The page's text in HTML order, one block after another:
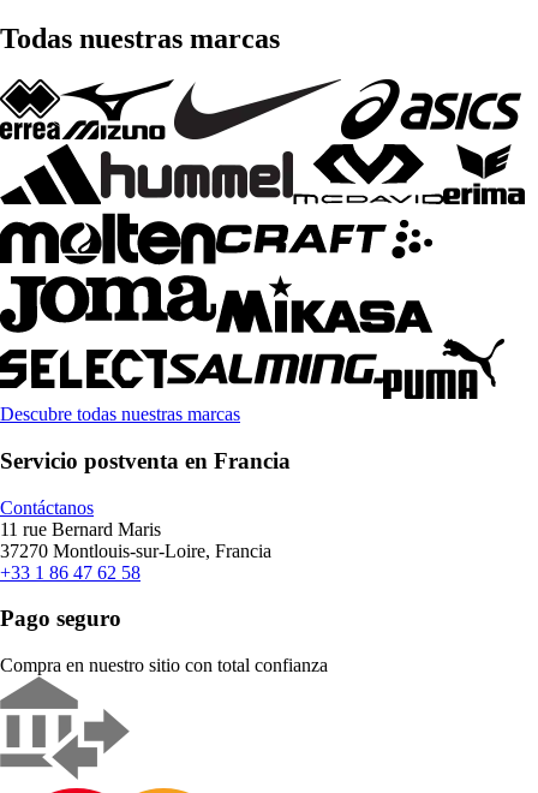
Todas nuestras marcas
Descubre todas nuestras marcas
Servicio postventa en Francia
Contáctanos
11 rue Bernard Maris
37270 Montlouis-sur-Loire, Francia
+33 1 86 47 62 58
Pago seguro
Compra en nuestro sitio con total confianza